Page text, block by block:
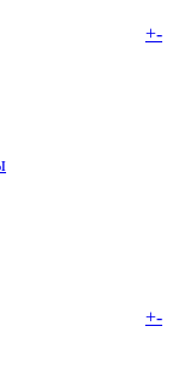
+-
+-